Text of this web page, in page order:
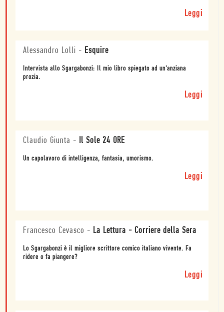
Leggi
Alessandro Lolli - Esquire
Intervista allo Sgargabonzi: Il mio libro spiegato ad un'anziana
prozia.
Leggi
Claudio Giunta - Il Sole 24 ORE
Un capolavoro di intelligenza, fantasia, umorismo.
Leggi
Francesco Cevasco - La Lettura - Corriere della Sera
Lo Sgargabonzi è il migliore scrittore comico italiano vivente. Fa
ridere o fa piangere?
Leggi